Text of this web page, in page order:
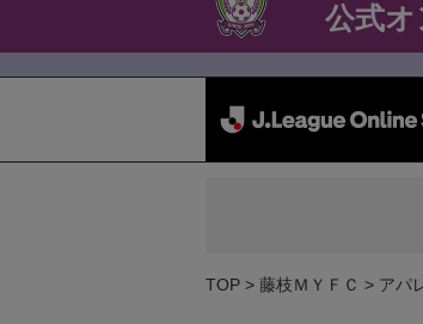
公式
TOP 藤枝ＭＹＦＣ アパ